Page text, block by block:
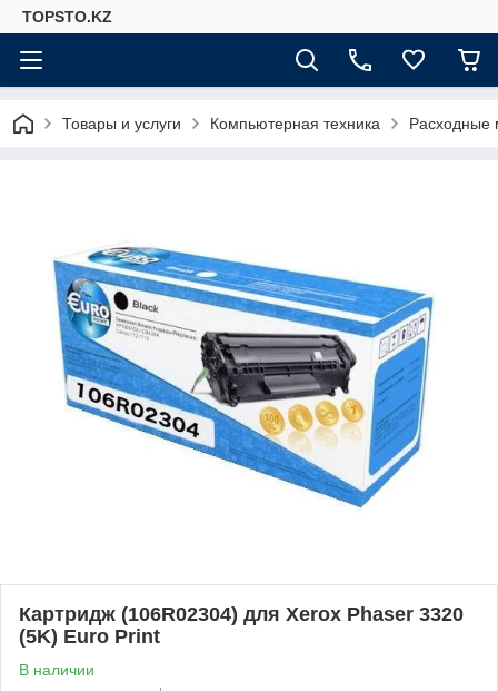
TOPSTO.KZ
Товары и услуги Компьютерная техника Расходные
Картридж (106R02304) для Xerox Phaser 3320
(5K) Euro Print
В наличии